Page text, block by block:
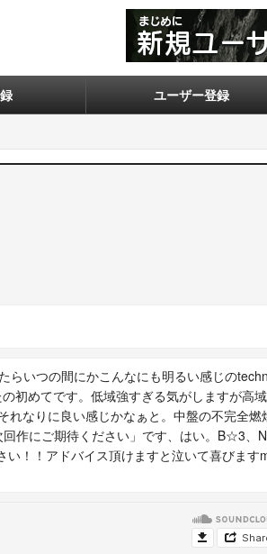
ユーザー登録
らいつの間にかこんなにも明るい感じの
初めてです。低域強すぎる気がしますが高
れなりに良い感じかなぁと。中盤の不完全燃
作にご期待ください」です、はい。B☆3、
！！アドバイス頂けますと泣いて喜びます